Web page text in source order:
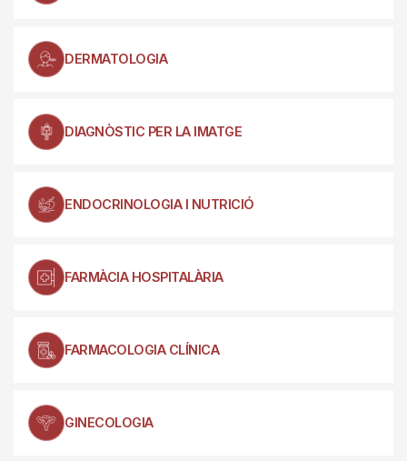
DERMATOLOGIA
DIAGNÒSTIC PER LA IMATGE
ENDOCRINOLOGIA I NUTRICIÓ
FARMÀCIA HOSPITALÀRIA
FARMACOLOGIA CLÍNICA
GINECOLOGIA